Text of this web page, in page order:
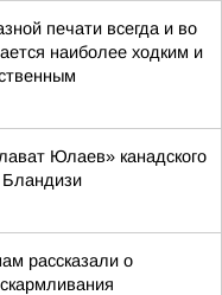
печати всегда и во
наиболее ходким и
Юлаев» канадского
рассказали о